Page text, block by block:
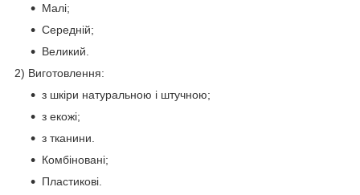
Малі;
Середній;
Великий.
2) Виготовлення:
з шкіри натуральною і штучною;
з екожі;
з тканини.
Комбіновані;
Пластикові.